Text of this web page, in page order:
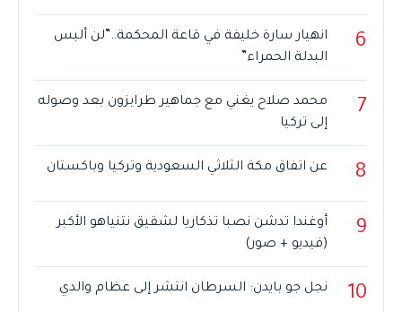
6
انهيار سارة خليفة في قاعة المحكمة..”لن ألبس
البدلة الحمراء”
7
محمد صلاح يغني مع جماهير طرابزون بعد وصوله
إلى تركيا
8 عن اتفاق مكة الثلاثي السعودية وتركيا وباكستان
9
أوغندا تدشن نصبا تذكاريا لشقيق نتنياهو الأكبر
(فيديو + صور)
10 نجل جو بايدن: السرطان انتشر إلى عظام والدي